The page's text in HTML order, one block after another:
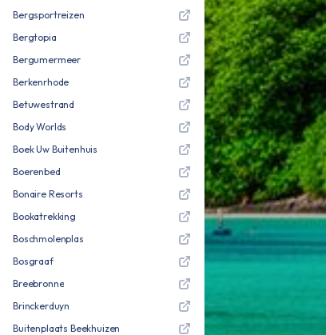
Bergsportreizen
Bergtopia
Bergumermeer
Berkenrhode
Betuwestrand
Body Worlds
Boek Uw Buitenhuis
Boerenbed
Bonaire Resorts
Bookatrekking
Boschmolenplas
Bosgraaf
Breebronne
Brinckerduyn
Buitenplaats Beekhuizen